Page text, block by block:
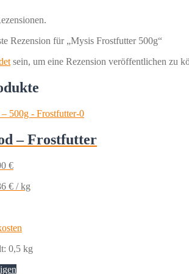
Rezension für „Mysis Frostfutter 500g“
sein, um eine Rezension veröffentlichen zu
– Frostfutter
€
€ /kg
0,5 kg